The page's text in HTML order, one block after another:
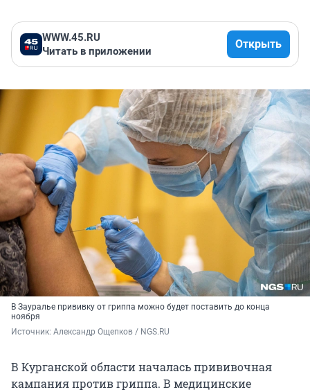
WWW.45.RU
Читать в приложении
Открыть
В Зауралье прививку от гриппа можно будет поставить до конца
ноября
Источник: Александр Ощепков / NGS.RU
В Курганской области началась прививочная
кампания против гриппа. В медицинские